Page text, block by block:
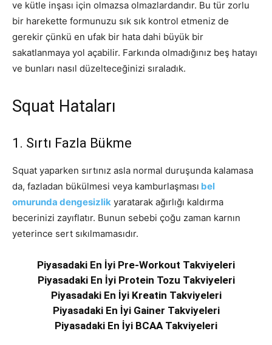
ve kütle inşası için olmazsa olmazlardandır. Bu tür zorlu
bir harekette formunuzu sık sık kontrol etmeniz de
gerekir çünkü en ufak bir hata dahi büyük bir
sakatlanmaya yol açabilir. Farkında olmadığınız beş hatayı
ve bunları nasıl düzelteceğinizi sıraladık.
Squat Hataları
1. Sırtı Fazla Bükme
Squat yaparken sırtınız asla normal duruşunda kalamasa
da, fazladan bükülmesi veya kamburlaşması bel
omurunda dengesizlik yaratarak ağırlığı kaldırma
becerinizi zayıflatır. Bunun sebebi çoğu zaman karnın
yeterince sert sıkılmamasıdır.
Piyasadaki En İyi Pre-Workout Takviyeleri
Piyasadaki En İyi Protein Tozu Takviyeleri
Piyasadaki En İyi Kreatin Takviyeleri
Piyasadaki En İyi Gainer Takviyeleri
Piyasadaki En İyi BCAA Takviyeleri